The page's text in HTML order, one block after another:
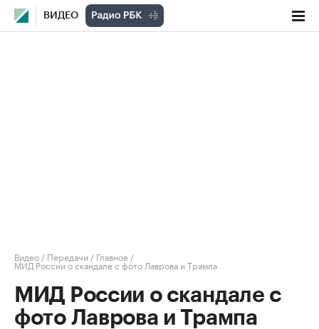
ВИДЕО
Видео / Передачи / Главное /
МИД России о скандале с фото Лаврова и Трампа
МИД России о скандале с
фото Лаврова и Трампа